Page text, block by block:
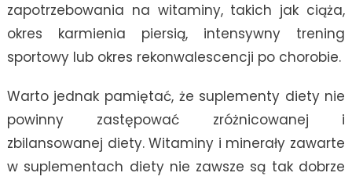
zapotrzebowania na witaminy, takich jak ciąża,
okres karmienia piersią, intensywny trening
sportowy lub okres rekonwalescencji po chorobie.
Warto jednak pamiętać, że suplementy diety nie
powinny zastępować zróżnicowanej i
zbilansowanej diety. Witaminy i minerały zawarte
w suplementach diety nie zawsze są tak dobrze